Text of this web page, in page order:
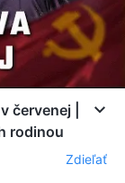
červenej |
rodinou
Zdieľať